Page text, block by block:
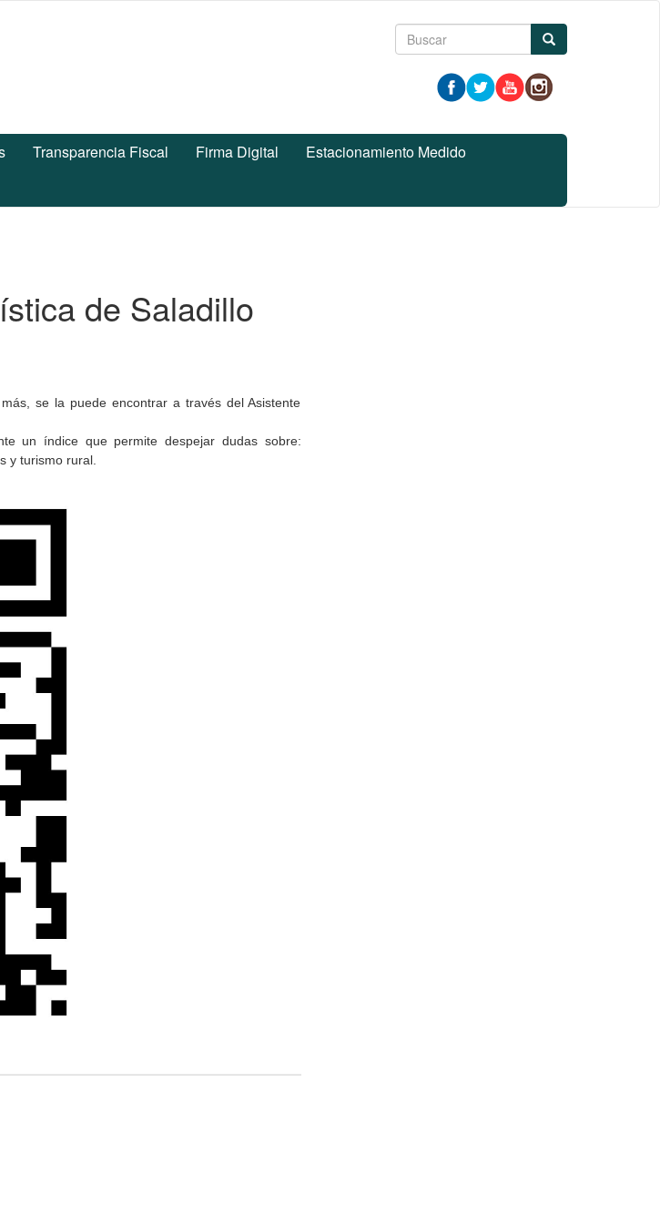
Formulario
búsqueda
Transparencia Fiscal Firma Digital
Estacionamiento Medido
de Saladillo
se la puede encontrar a través del Asistente
un índice que permite despejar dudas sobre:
y turismo rural.